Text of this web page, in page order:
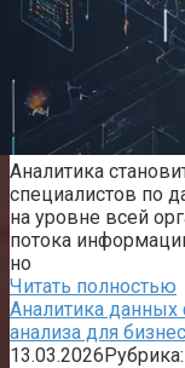
Аналитика
специалистов по
на уровне всей
потока
но
Читать полностью
Аналитика
анализа для
13.03.2026Рубрика: